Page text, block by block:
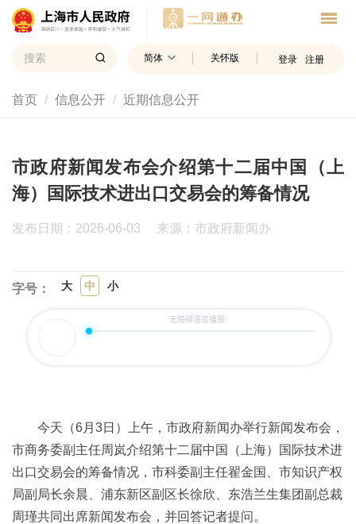
简体 关怀版 登录 注册
首页 信息公开 近期信息公开
市政府新闻发布会介绍第十二届中国（上
海）国际技术进出口交易会的筹备情况
发布日期：2026-06-03 来源：市政府新闻办
字号： 大 中 小
今天（6月3日）上午，市政府新闻办举行新闻发布会，
市商务委副主任周岚介绍第十二届中国（上海）国际技术进
出口交易会的筹备情况，市科委副主任翟金国、市知识产权
局副局长余晨、浦东新区副区长徐欣、东浩兰生集团副总裁
周瑾共同出席新闻发布会，并回答记者提问。